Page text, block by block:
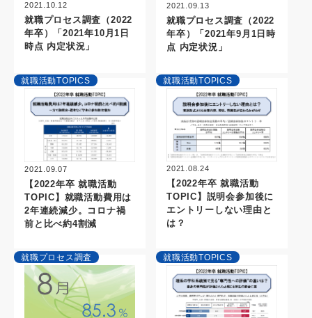
2021.10.12
就職プロセス調査（2022
年卒）「2021年10月1日
時点 内定状況」
2021.09.13
就職プロセス調査（2022
年卒）「2021年9月1日時
点 内定状況」
就職活動TOPICS
2021.09.07
【2022年卒 就職活動
TOPIC】就職活動費用は
2年連続減少。コロナ禍
前と比べ約4割減
就職活動TOPICS
2021.08.24
【2022年卒 就職活動
TOPIC】説明会参加後に
エントリーしない理由と
は？
就職プロセス調査 就職活動TOPICS